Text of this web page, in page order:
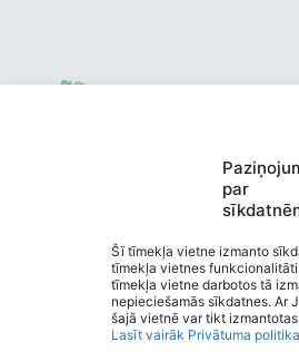
par
Šī tīmekļa vietne izmanto
tīmekļa vietnes
tīmekļa vietne darbotos tā
nepieciešamās sīkdatnes. Ar
šajā vietnē var tikt izmantotas
Lasīt vairāk Privātuma politika
Valmieras
iestāde "Ābelīte"